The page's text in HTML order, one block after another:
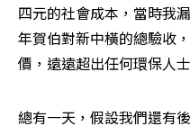
四元的社會成本，當時我
年賀伯對新中橫的總驗收
價，遠遠超出任何環保人
總有一天，假設我們還有